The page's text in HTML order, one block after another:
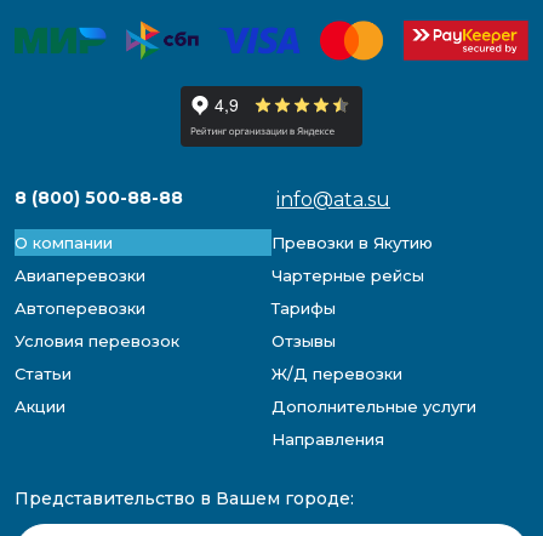
8 (800) 500-88-88 info@ata.su
О компании
Превозки в Якутию
Авиаперевозки
Чартерные рейсы
Автоперевозки
Тарифы
Условия перевозок
Отзывы
Статьи
Ж/Д перевозки
Акции
Дополнительные услуги
Направления
Представительство в Вашем городе: